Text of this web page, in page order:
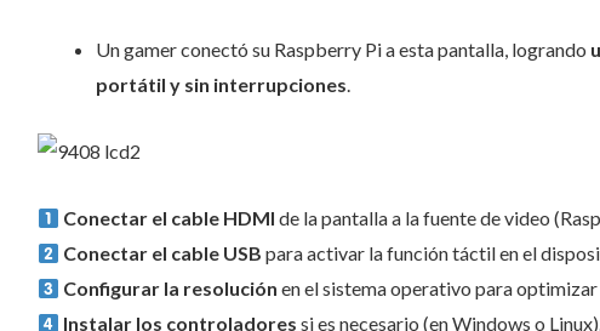
Un gamer conectó su Raspberry Pi a esta pantalla, logrando
portátil y sin interrupciones.
Conectar el cable HDMI de la pantalla a la fuente de video
Conectar el cable USB para activar la función táctil en el
Configurar la resolución en el sistema operativo para
Instalar los controladores si es necesario (en Windows o